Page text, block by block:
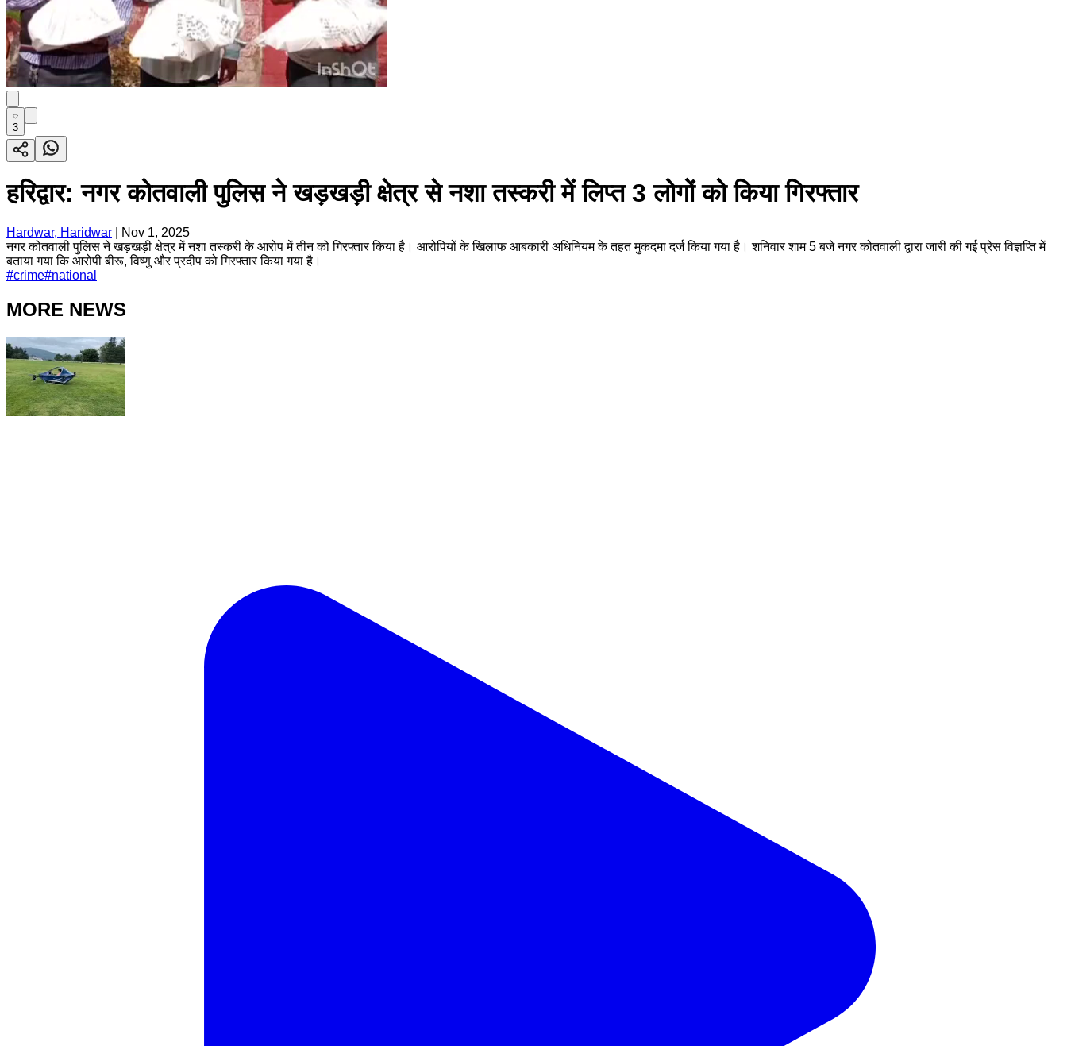
3
हरिद्वार: नगर कोतवाली पुलिस ने खड़खड़ी क्षेत्र से नशा तस्करी में लिप्त 3 लोगों को किया गिरफ्तार
Hardwar, Haridwar
Nov 1, 2025
नगर कोतवाली पुलिस ने खड़खड़ी क्षेत्र में नशा तस्करी के आरोप में तीन को गिरफ्तार किया है। आरोपियों के खिलाफ आबकारी अधिनियम के तहत मुकदमा दर्ज किया गया है। शनिवार शाम 5 बजे नगर कोतवाली द्वारा जारी की गई प्रेस विज्ञप्ति में
बताया गया कि आरोपी बीरू, विष्णु और प्रदीप को गिरफ्तार किया गया है।
#crime#national
MORE NEWS